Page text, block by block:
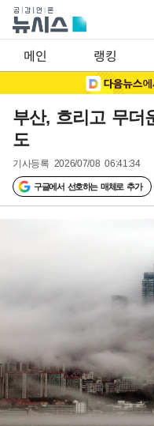
메인 랭킹
부산, 흐리고 무
도
기사등록 2026/07/08 06:41:34
구글에서 선호하는 매체로 추가